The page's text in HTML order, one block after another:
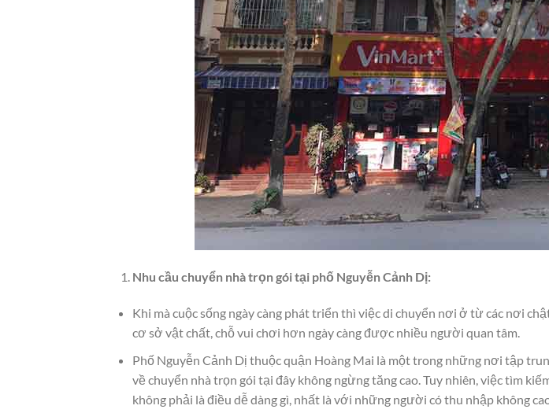
Nhu cầu chuyển nhà trọn gói tại phố Nguyễn Cảnh Dị:
Khi mà cuộc sống ngày càng phát triển thì việc di chuyển nơi ở từ các nơi
cơ sở vật chất, chỗ vui chơi hơn ngày càng được nhiều người quan tâm.
Phố Nguyễn Cảnh Dị thuộc quận Hoàng Mai là một trong những nơi tập
về chuyển nhà trọn gói tại đây không ngừng tăng cao. Tuy nhiên, việc tìm
không phải là điều dễ dàng gì, nhất là với những người có thu nhập không